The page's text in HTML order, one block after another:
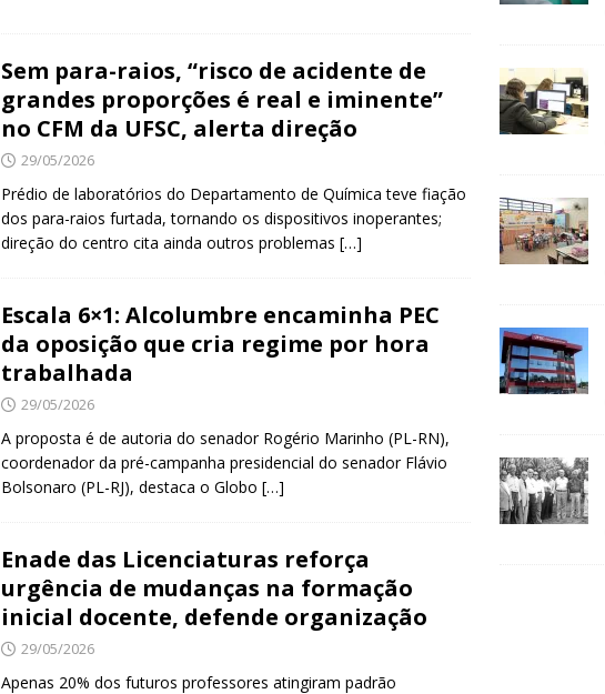
Sem para-raios, “risco de acidente de
grandes proporções é real e iminente”
no CFM da UFSC, alerta direção
29/05/2026
Prédio de laboratórios do Departamento de Química teve fiação
dos para-raios furtada, tornando os dispositivos inoperantes;
direção do centro cita ainda outros problemas […]
Escala 6×1: Alcolumbre encaminha PEC
da oposição que cria regime por hora
trabalhada
29/05/2026
A proposta é de autoria do senador Rogério Marinho (PL-RN),
coordenador da pré-campanha presidencial do senador Flávio
Bolsonaro (PL-RJ), destaca o Globo […]
Enade das Licenciaturas reforça
urgência de mudanças na formação
inicial docente, defende organização
29/05/2026
Apenas 20% dos futuros professores atingiram padrão